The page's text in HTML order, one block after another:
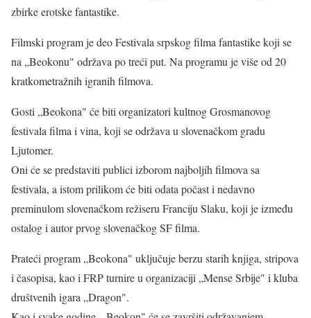
zbirke erotske fantastike.
Filmski program je deo Festivala srpskog filma fantastike koji se
na „Beokonu" održava po treći put. Na programu je više od 20
kratkometražnih igranih filmova.
Gosti „Beokona" će biti organizatori kultnog Grosmanovog
festivala filma i vina, koji se održava u slovenačkom gradu
Ljutomer.
Oni će se predstaviti publici izborom najboljih filmova sa
festivala, a istom prilikom će biti odata počast i nedavno
preminulom slovenačkom režiseru Franciju Slaku, koji je između
ostalog i autor prvog slovenačkog SF filma.
Prateći program „Beokona" uključuje berzu starih knjiga, stripova
i časopisa, kao i FRP turnire u organizaciji „Mense Srbije" i kluba
društvenih igara „Dragon".